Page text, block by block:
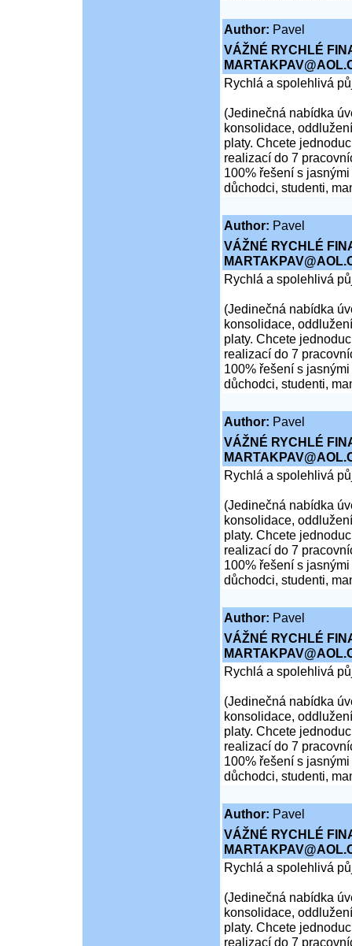
Author: Pavel
VÁŽNÉ RYCHLÉ
Rychlá a spolehlivá
(Jedinečná nabídka
konsolidace,
platy. Chcete
realizací do 7
100% řešení s
důchodci, studenti,
Author: Pavel
VÁŽNÉ RYCHLÉ
Rychlá a spolehlivá
(Jedinečná nabídka
konsolidace,
platy. Chcete
realizací do 7
100% řešení s
důchodci, studenti,
Author: Pavel
VÁŽNÉ RYCHLÉ
Rychlá a spolehlivá
(Jedinečná nabídka
konsolidace,
platy. Chcete
realizací do 7
100% řešení s
důchodci, studenti,
Author: Pavel
VÁŽNÉ RYCHLÉ
Rychlá a spolehlivá
(Jedinečná nabídka
konsolidace,
platy. Chcete
realizací do 7
100% řešení s
důchodci, studenti,
Author: Pavel
VÁŽNÉ RYCHLÉ
Rychlá a spolehlivá
(Jedinečná nabídka
konsolidace,
platy. Chcete
realizací do 7